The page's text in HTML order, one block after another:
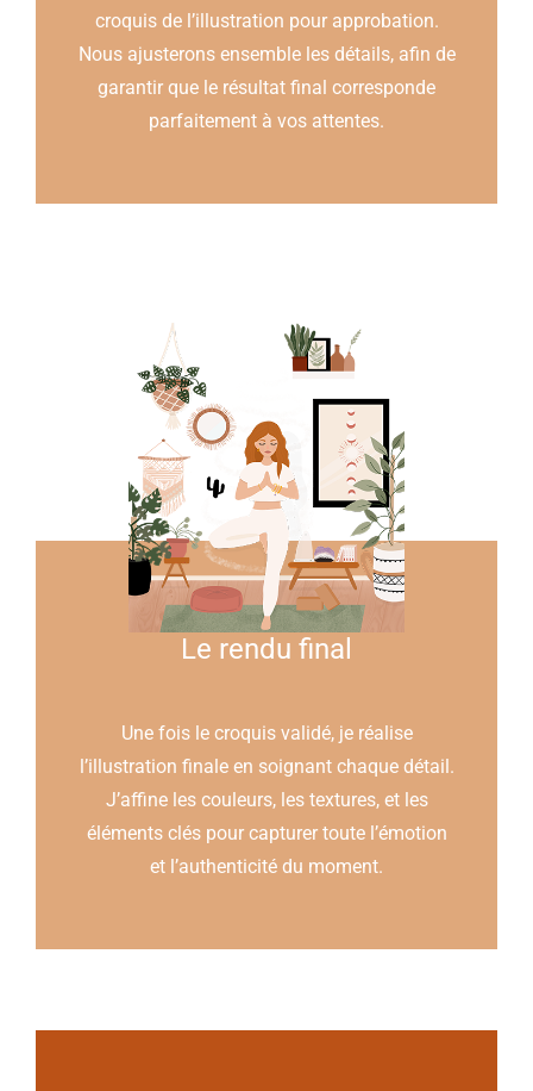
croquis de l’illustration pour approbation.
Nous ajusterons ensemble les détails, afin de
garantir que le résultat final corresponde
parfaitement à vos attentes.
Le rendu final
Une fois le croquis validé, je réalise
l’illustration finale en soignant chaque détail.
J’affine les couleurs, les textures, et les
éléments clés pour capturer toute l’émotion
et l’authenticité du moment.